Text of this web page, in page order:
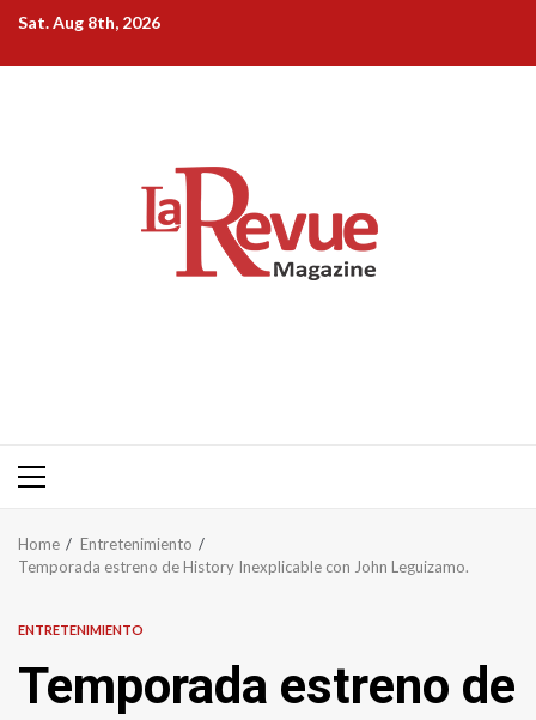
Skip
content
Sat. Aug 8th, 2026
Primary
Home
Entretenimiento
Temporada estreno de History Inexplicable con John Leguizamo.
ENTRETENIMIENTO
Temporada estreno de